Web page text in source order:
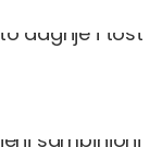
dagnje i tost
šampinjoni